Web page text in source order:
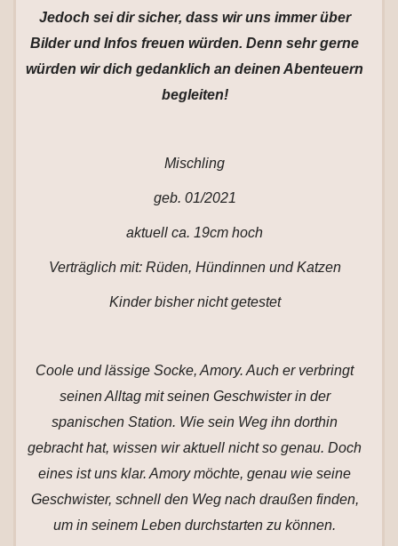
Jedoch sei dir sicher, dass wir uns immer über
Bilder und Infos freuen würden. Denn sehr gerne
würden wir dich gedanklich an deinen Abenteuern
begleiten!
Mischling
geb. 01/2021
aktuell ca. 19cm hoch
Verträglich mit: Rüden, Hündinnen und Katzen
Kinder bisher nicht getestet
Coole und lässige Socke, Amory. Auch er verbringt
seinen Alltag mit seinen Geschwister in der
spanischen Station. Wie sein Weg ihn dorthin
gebracht hat, wissen wir aktuell nicht so genau. Doch
eines ist uns klar. Amory möchte, genau wie seine
Geschwister, schnell den Weg nach draußen finden,
um in seinem Leben durchstarten zu können.